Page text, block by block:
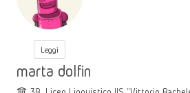
Leggi
marta dolfin